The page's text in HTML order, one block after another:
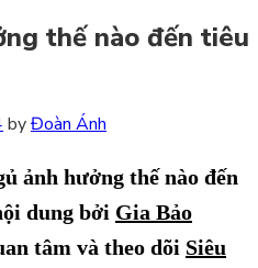
thế nào đến tiêu
byĐoàn Ánh
ảnh hưởng thế nào đến
dung bởi Gia Bảo
tâm và theo dõi Siêu